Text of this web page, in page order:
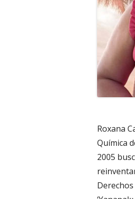
Roxana
Química
2005